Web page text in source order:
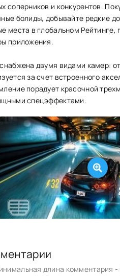
соперников и конкурентов.
болиды, добывайте редкие
места в глобальном
приложения.
двумя видами камер:
за счет встроенного
порадует красочной
спецэффектами.
длина комментария